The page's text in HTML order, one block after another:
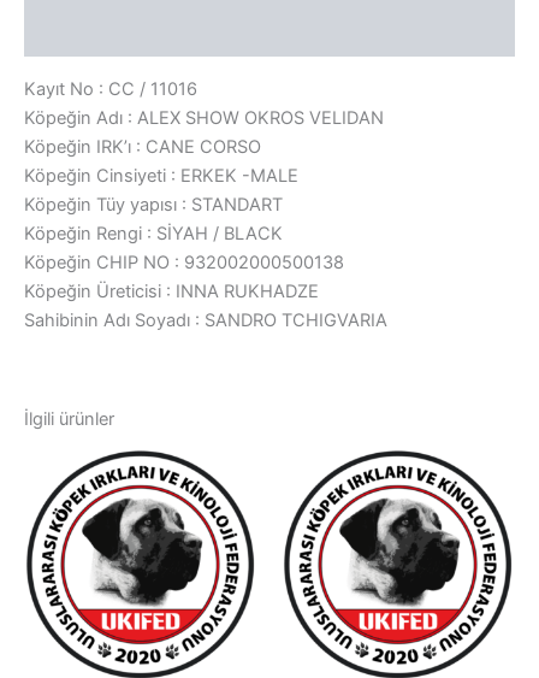
Kayıt No : CC / 11016
Köpeğin Adı : ALEX SHOW OKROS VELIDAN
Köpeğin IRK’ı : CANE CORSO
Köpeğin Cinsiyeti : ERKEK -MALE
Köpeğin Tüy yapısı : STANDART
Köpeğin Rengi : SİYAH / BLACK
Köpeğin CHIP NO : 932002000500138
Köpeğin Üreticisi : INNA RUKHADZE
Sahibinin Adı Soyadı : SANDRO TCHIGVARIA
İlgili ürünler